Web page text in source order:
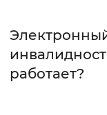
работает?